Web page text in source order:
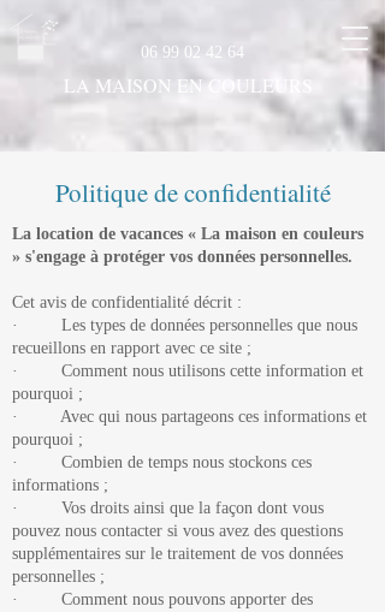
06 99 02 42 64
LA MAISON EN COULEURS
Politique de confidentialité
La location de vacances « La maison en couleurs
» s'engage à protéger vos données personnelles.
Cet avis de confidentialité décrit :
· Les types de données personnelles que nous
recueillons en rapport avec ce site ;
· Comment nous utilisons cette information et
pourquoi ;
· Avec qui nous partageons ces informations et
pourquoi ;
· Combien de temps nous stockons ces
informations ;
· Vos droits ainsi que la façon dont vous
pouvez nous contacter si vous avez des questions
supplémentaires sur le traitement de vos données
personnelles ;
· Comment nous pouvons apporter des